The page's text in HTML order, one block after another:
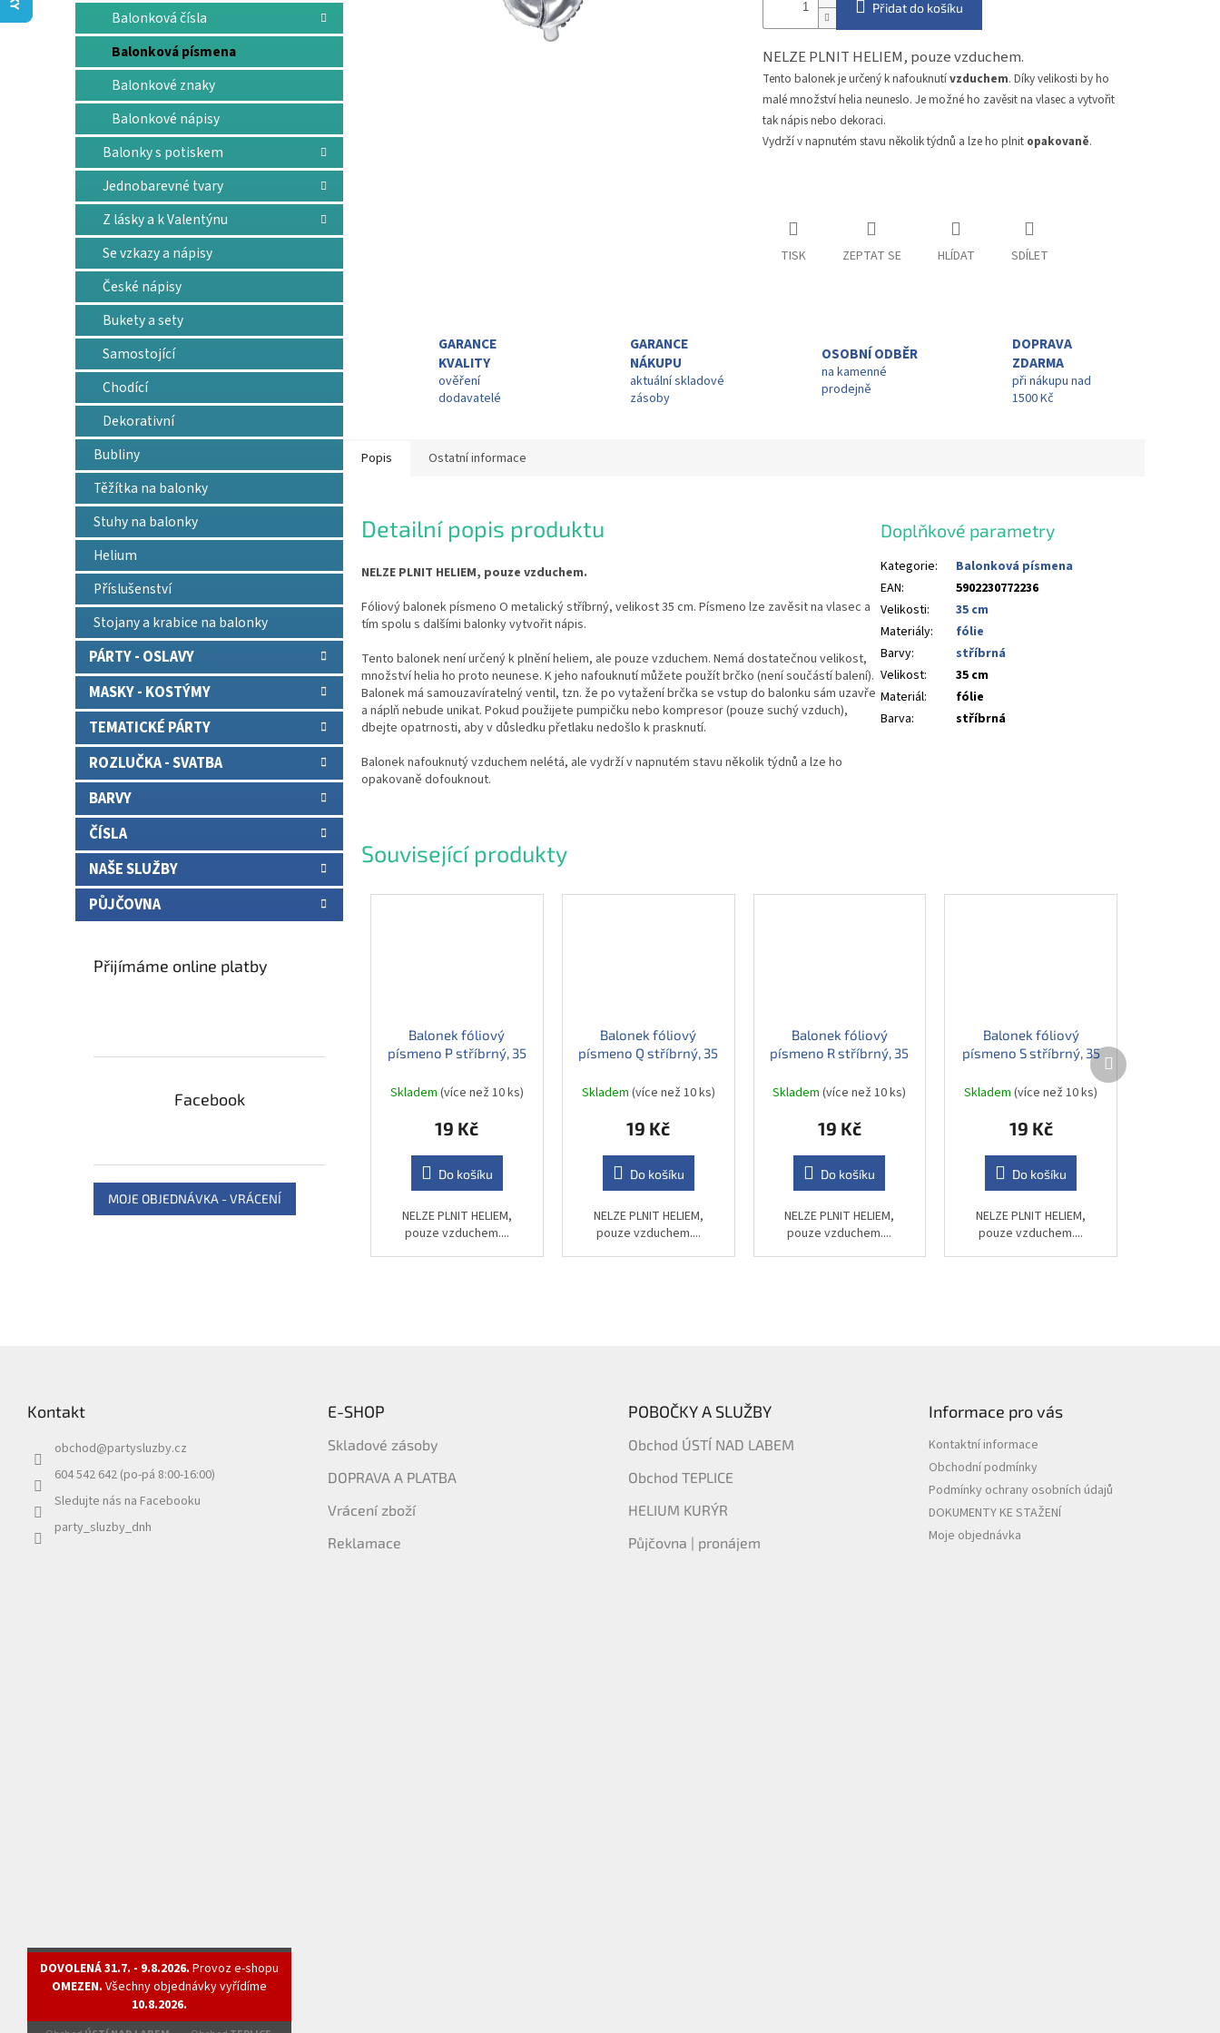
l
Balonková čísla
Balonková písmena
Balonkové znaky
Balonkové nápisy
Balonky s potiskem
Jednobarevné tvary
Z lásky a k Valentýnu
Se vzkazy a nápisy
České nápisy
Bukety a sety
Samostojící
Chodící
Dekorativní
Bubliny
Těžítka na balonky
Stuhy na balonky
Helium
Příslušenství
Stojany a krabice na balonky
PÁRTY - OSLAVY
MASKY - KOSTÝMY
TEMATICKÉ PÁRTY
ROZLUČKA - SVATBA
BARVY
ČÍSLA
NAŠE SLUŽBY
PŮJČOVNA
Přijímáme online platby
Facebook
MOJE OBJEDNÁVKA - VRÁCENÍ
Přidat do košíku
NELZE PLNIT HELIEM, pouze vzduchem.
Tento balonek je určený k nafouknutívzduchem. Díky velikosti by ho
malé množství helia neuneslo. Je možné ho zavěsit na vlasec a vytvořit
tak nápis nebo dekoraci.
Vydrží v napnutém stavu několik týdnů a lze ho plnit opakovaně.
TISK ZEPTAT SE HLÍDAT SDÍLET
GARANCE
KVALITY
ověření
dodavatelé
GARANCE
NÁKUPU
aktuální skladové
zásoby
OSOBNÍ ODBĚR
na kamenné
prodejně
DOPRAVA
ZDARMA
při nákupu nad
1500 Kč
Související produkty
Balonek fóliový
písmeno P stříbrný, 35
Skladem (více než 10 ks)
19 Kč
Do košíku
NELZE PLNIT HELIEM,
pouze vzduchem....
Balonek fóliový
písmeno Q stříbrný, 35
Skladem (více než 10 ks)
19 Kč
Do košíku
NELZE PLNIT HELIEM,
pouze vzduchem....
Balonek fóliový
písmeno R stříbrný, 35
Skladem(více než 10 ks)
19 Kč
Do košíku
NELZE PLNIT HELIEM,
pouze vzduchem....
Balonek fóliový
písmeno S stříbrný, 35
Skladem(více než 10 ks)
19 Kč
Do košíku
NELZE PLNIT HELIEM,
pouze vzduchem....
Další
produkt
Popis Ostatní informace
Detailní popis produktu
NELZE PLNIT HELIEM, pouze vzduchem.
Fóliový balonek písmeno O metalický stříbrný, velikost 35 cm. Písmeno lze zavěsit na vlasec a
tím spolu s dalšími balonky vytvořit nápis.
Tento balonek není určený k plnění heliem, ale pouze vzduchem. Nemá dostatečnou velikost,
množství helia ho proto neunese. K jeho nafouknutí můžete použít brčko (není součástí balení).
Balonek má samouzavíratelný ventil, tzn. že po vytažení brčka se vstup do balonku sám uzavře
a náplň nebude unikat. Pokud použijete pumpičku nebo kompresor (pouze suchý vzduch),
dbejte opatrnosti, aby v důsledku přetlaku nedošlo k prasknutí.
Balonek nafouknutý vzduchem nelétá, ale vydrží v napnutém stavu několik týdnů a lze ho
opakovaně dofouknout.
Doplňkové parametry
Kategorie:
Balonková písmena
EAN:
5902230772236
Velikosti:
35 cm
Materiály:
fólie
Barvy:
stříbrná
Velikost:
35 cm
Materiál:
fólie
Barva: stříbrná
Kontakt
obchod@partysluzby.cz
604 542 642 (po-pá 8:00-16:00)
Sledujte nás na Facebooku
party_sluzby_dnh
E-SHOP
Skladové zásoby
DOPRAVA A PLATBA
Vrácení zboží
Reklamace
POBOČKY A SLUŽBY
Obchod ÚSTÍ NAD LABEM
Obchod TEPLICE
HELIUM KURÝR
Půjčovna | pronájem
Informace pro vás
Kontaktní informace
Obchodní podmínky
Podmínky ochrany osobních údajů
DOKUMENTY KE STAŽENÍ
Moje objednávka
DOVOLENÁ 31.7. - 9.8.2026. Provoz e-shopu
OMEZEN. Všechny objednávky vyřídíme
10.8.2026.